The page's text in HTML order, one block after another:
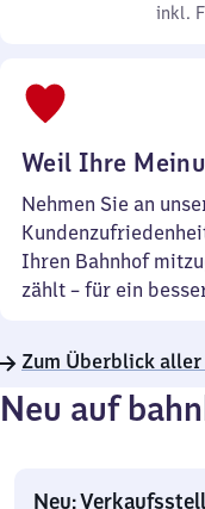
inkl.
7
inkl.
Weil Ihre
Nehmen Sie an
Ihren Bahnhof
zählt – für ein
Zum Überblick aller
Neu auf
Neu: